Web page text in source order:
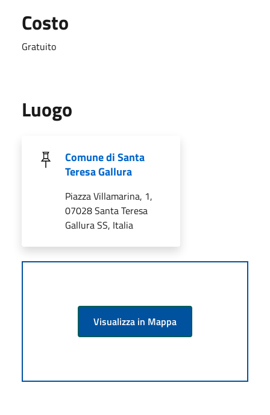
Costo
Gratuito
Luogo
Comune di Santa
Teresa Gallura
Piazza Villamarina, 1,
07028 Santa Teresa
Gallura SS, Italia
Visualizza in Mappa